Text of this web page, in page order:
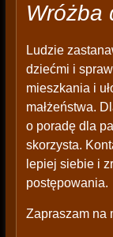
Wróżba
Ludzie
dziećmi i
mieszkania i
małżeństwa.
o poradę dla
skorzysta.
lepiej siebie i
postępowania.
Zapraszam na